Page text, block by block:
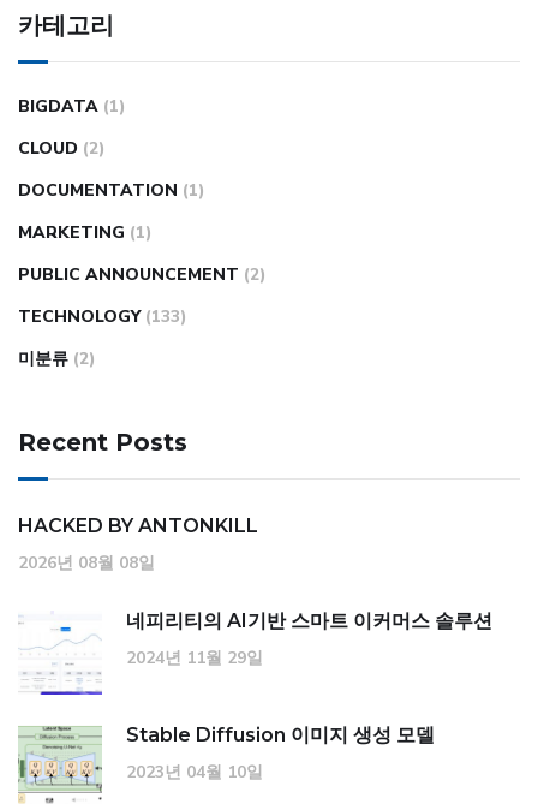
카테고리
BIGDATA (1)
CLOUD (2)
DOCUMENTATION (1)
MARKETING (1)
PUBLIC ANNOUNCEMENT (2)
TECHNOLOGY (133)
미분류 (2)
Recent Posts
HACKED BY ANTONKILL
2026년 08월 08일
네피리티의 AI기반 스마트 이커머스 솔루션
2024년 11월 29일
Stable Diffusion 이미지 생성 모델
2023년 04월 10일